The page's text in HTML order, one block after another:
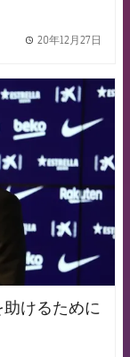
20年12月27日
badge
けるために